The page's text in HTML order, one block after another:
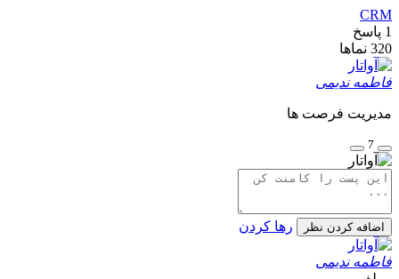
CRM
1 پاسخ
320 نماها
فاطمه ندیمی
مدیریت فرصت ها
7
اضافه کردن نظر رها کردن
فاطمه ندیمی